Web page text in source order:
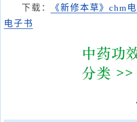
下载： 《新修本草》chm
电子书